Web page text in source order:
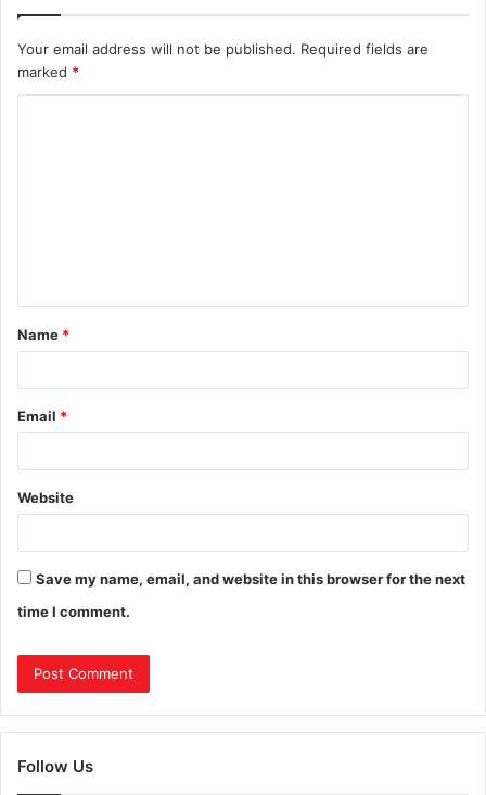
Your email address will not be published. Required fields are
marked *
Name *
Email *
Website
Save my name, email, and website in this browser for the next
time I comment.
Follow Us